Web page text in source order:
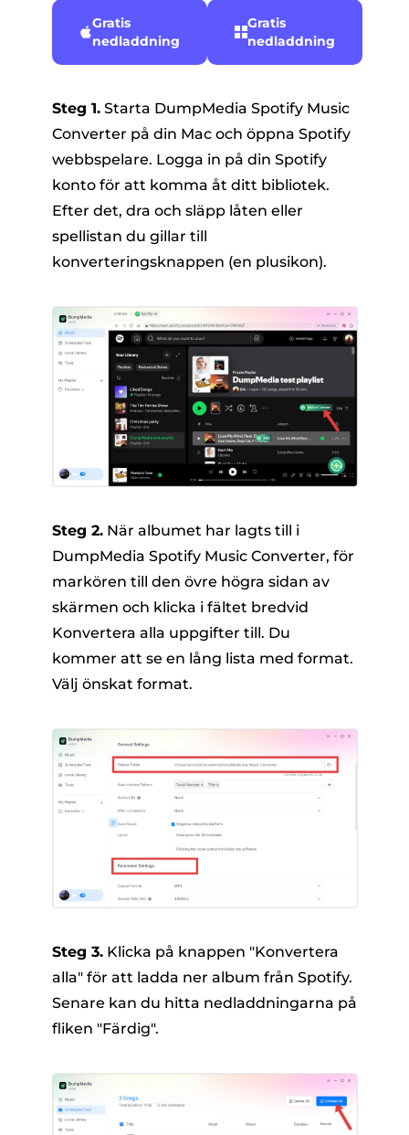
Gratis
nedladdning
Gratis
nedladdning
Steg 1.Starta DumpMedia Spotify Music
Converter på din Mac och öppna Spotify
webbspelare. Logga in på din Spotify
konto för att komma åt ditt bibliotek.
Efter det, dra och släpp låten eller
spellistan du gillar till
konverteringsknappen (en plusikon).
Steg 2.När albumet har lagts till i
DumpMedia Spotify Music Converter, för
markören till den övre högra sidan av
skärmen och klicka i fältet bredvid
Konvertera alla uppgifter till. Du
kommer att se en lång lista med format.
Välj önskat format.
Steg 3.Klicka på knappen "Konvertera
alla" för att ladda ner album från Spotify.
Senare kan du hitta nedladdningarna på
fliken "Färdig".